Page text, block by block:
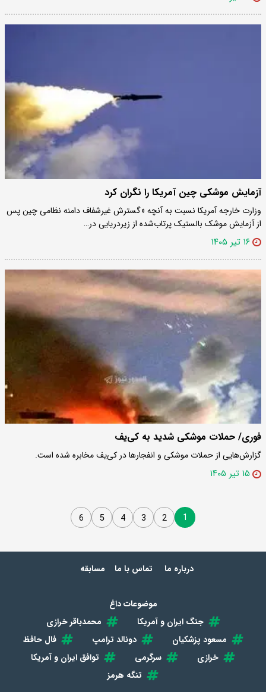
آزمایش موشکی چین آمریکا را نگران کرد
وزارت خارجه آمریکا نسبت به آنچه «گسترش غیرشفاف دامنه نظامی چین پس
از آزمایش موشک بالستیک پرتاب‌شده از زیردریایی در…
۱۶ تیر ۱۴۰۵
فوری/ حملات موشکی شدید به کی‌یف
گزارش‌هایی از حملات موشکی و انفجارها در کی‌یف مخابره شده است.
۱۵ تیر ۱۴۰۵
1
2
3
4
5
6
درباره ما تماس با ما مسابقه
موضوعات داغ
جنگ ایران و آمریکا
محمدباقر خرازی
مسعود پزشکیان
دونالد ترامپ
فال حافظ
خرازی
سرگرمی
توافق ایران و آمریکا
تنگه هرمز